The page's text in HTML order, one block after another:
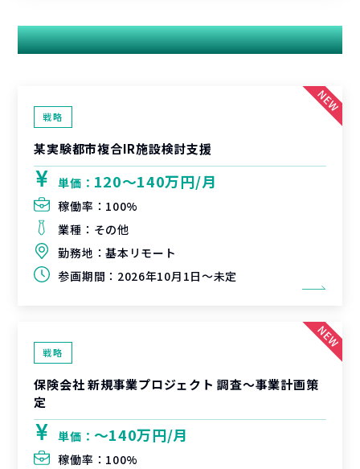
関連する案件
戦略
某実験都市複合IR施設検討支援
単価： 120〜140万円/月
稼働率： 100%
業種： その他
勤務地：基本リモート
参画期間： 2026年10月1日～未定
戦略
保険会社 新規事業プロジェクト 調査〜事業計画策
定
単価： 〜140万円/月
稼働率： 100%